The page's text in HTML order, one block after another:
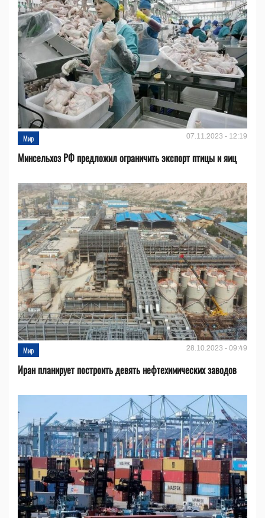
Мир 07.11.2023 - 12:19
Минсельхоз РФ предложил ограничить экспорт птицы и яиц
Мир 28.10.2023 - 09:49
Иран планирует построить девять нефтехимических заводов